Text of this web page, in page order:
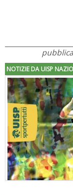
NOTIZIE DA UISP